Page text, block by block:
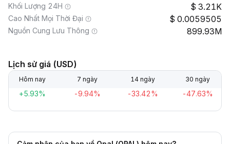
Khối Lượng 24H 3.21K
Cao Nhất Mọi Thời Đại 0.0059505
Nguồn Cung Lưu Thông 899.93M
Lịch sử giá (USD)
Hôm nay 7 ngày 14 ngày 30 ngày
+5.93% -9.94% -33.42% -47.63%